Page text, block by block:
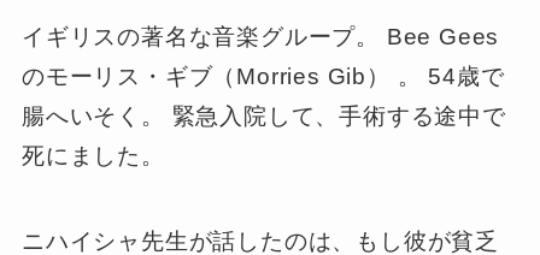
イギリスの著名な音楽グループ。 Bee Gees
のモーリス・ギブ（Morries Gib） 。 54歳で
腸へいそく。 緊急入院して、手術する途中で
死にました。
ニハイシャ先生が話したのは、もし彼が貧乏